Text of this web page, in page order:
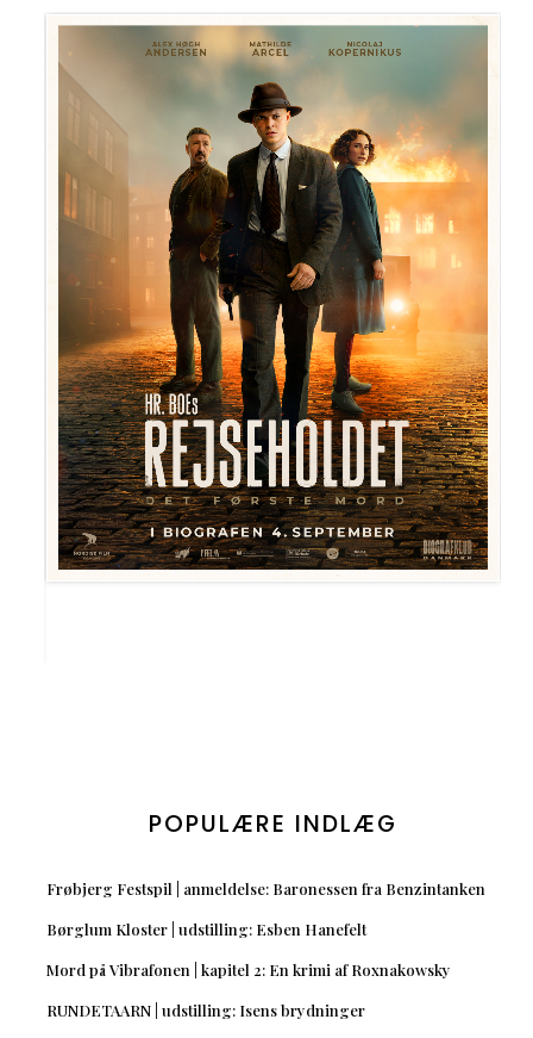
POPULÆRE INDLÆG
Frøbjerg Festspil | anmeldelse: Baronessen fra Benzintanken
Børglum Kloster | udstilling: Esben Hanefelt
Mord på Vibrafonen | kapitel 2: En krimi af Roxnakowsky
RUNDETAARN | udstilling: Isens brydninger